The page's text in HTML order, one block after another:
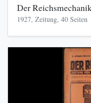
Der
1927, Zeitung, 40 Seiten